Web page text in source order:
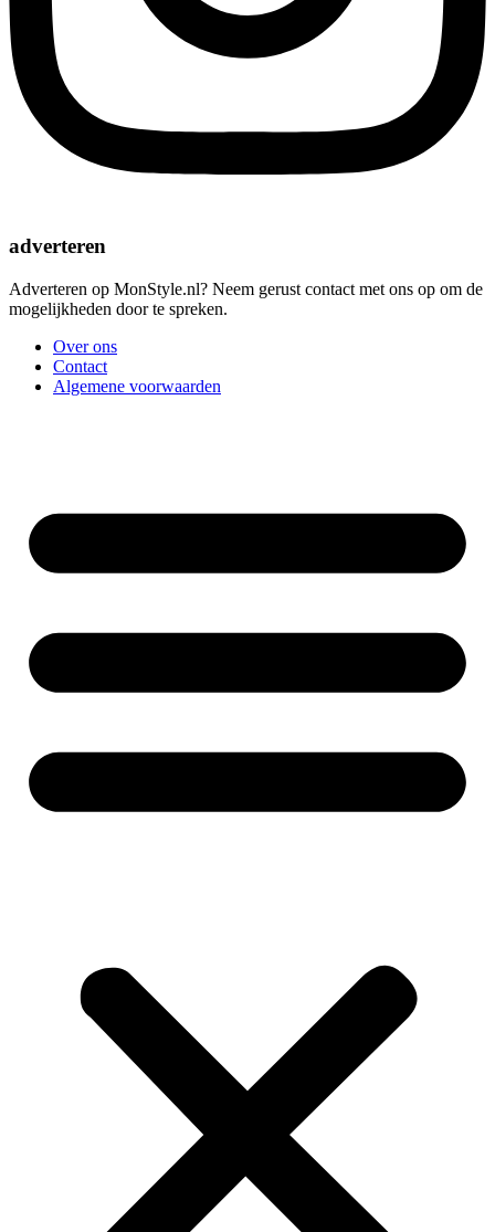
adverteren
Adverteren op MonStyle.nl? Neem gerust contact met ons op om de
mogelijkheden door te spreken.
Over ons
Contact
Algemene voorwaarden